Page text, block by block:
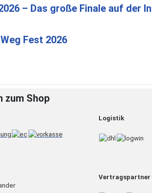
– Das große Finale auf der
Fest 2026
zum Shop
Logistik
Vertragspartner